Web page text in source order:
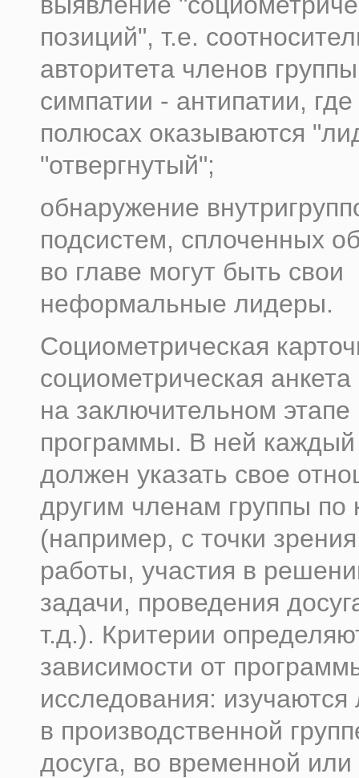
позиций", т.е.
авторитета членов
симпатии - антипатии,
полюсах оказываются
"отвергнутый";
обнаружение
подсистем, сплоченных
во главе могут быть свои
неформальные лидеры.
Социометрическая
социометрическая анкета
на заключительном этапе
программы. В ней каждый
должен указать свое
другим членам группы по
(например, с точки
работы, участия в
задачи, проведения
т.д.). Критерии
зависимости от
исследования:
в производственной
досуга, во временной